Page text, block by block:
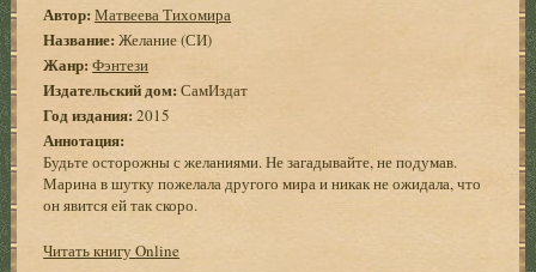
Автор: Матвеева Тихомира
Название: Желание (СИ)
Жанр: Фэнтези
Издательский дом: СамИздат
Год издания:2015
Аннотация:
Будьте осторожны с желаниями. Не загадывайте, не подумав.
Марина в шутку пожелала другого мира и никак не ожидала, что
он явится ей так скоро.
Читать книгу Online